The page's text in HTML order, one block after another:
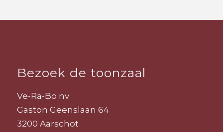
Bezoek de toonzaal
Ve-Ra-Bo nv
Gaston Geenslaan 64
3200 Aarschot